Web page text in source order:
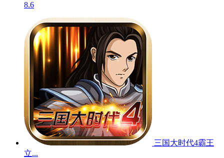
8.6
三国大时代4霸王
立...